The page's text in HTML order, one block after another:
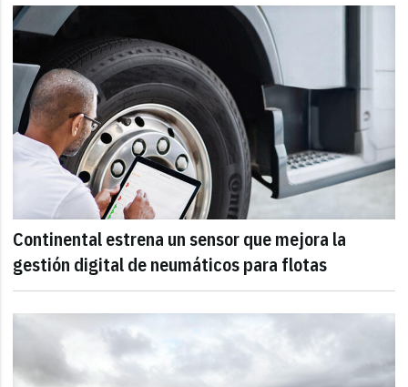
Continental estrena un sensor que mejora la
gestión digital de neumáticos para flotas